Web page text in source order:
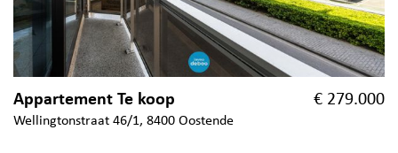
Appartement Te koop € 279.000
Wellingtonstraat 46/1, 8400 Oostende